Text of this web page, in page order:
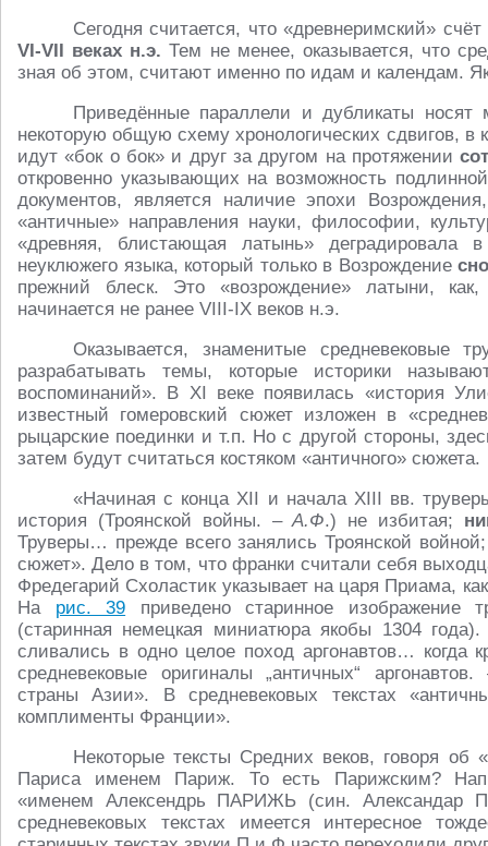
Сегодня считается, что «древнеримский»
VI-VII веках н.э.Тем не менее, оказывается, что
зная об этом, считают именно по идам и календам.
Приведённые параллели и дубликаты
некоторую общую схему хронологических сдвигов, в
идут «бок о бок» и друг за другом на протяжении
откровенно указывающих на возможность
документов, является наличие эпохи
«античные» направления науки, философии,
«древняя, блистающая латынь» деградировала
неуклюжего языка, который только в Возрождение
прежний блеск. Это «возрождение» латыни, как,
начинается не ранее VIII-IX веков н.э.
Оказывается, знаменитые средневековые
разрабатывать темы, которые историки
воспоминаний». В XI веке появилась «история
известный гомеровский сюжет изложен в
рыцарские поединки и т.п. Но с другой стороны,
затем будут считаться костяком «античного» сюжета.
«Начиная с конца XII и начала XIII вв.
история (Троянской войны. –А.Ф.) не избитая;
Труверы… прежде всего занялись Троянской
сюжет». Дело в том, что франки считали себя
Фредегарий Схоластик указывает на царя Приама,
На рис. 39 приведено старинное изображение
(старинная немецкая миниатюра якобы 1304
сливались в одно целое поход аргонавтов… когда
средневековые оригиналы „античных“
страны Азии». В средневековых текстах
комплименты Франции».
Некоторые тексты Средних веков, говоря об
Париса именем Париж. То есть Парижским?
«именем Алексендрь ПАРИЖЬ (син.
средневековых текстах имеется интересное